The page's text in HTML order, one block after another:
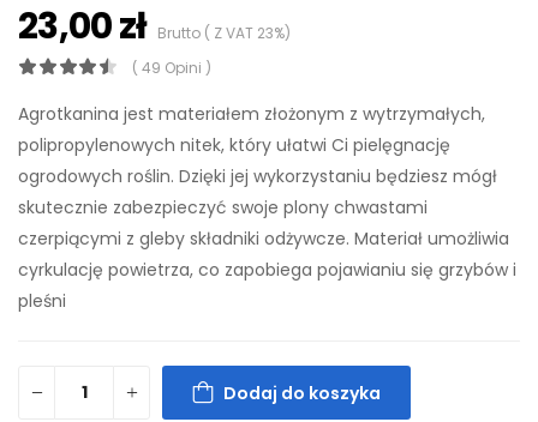
23,00 złBrutto ( Z VAT 23%)
( 49 Opini )
Agrotkanina jest materiałem złożonym z wytrzymałych,
polipropylenowych nitek, który ułatwi Ci pielęgnację
ogrodowych roślin. Dzięki jej wykorzystaniu będziesz mógł
skutecznie zabezpieczyć swoje plony chwastami
czerpiącymi z gleby składniki odżywcze. Materiał umożliwia
cyrkulację powietrza, co zapobiega pojawianiu się grzybów i
pleśni
Dodaj do koszyka